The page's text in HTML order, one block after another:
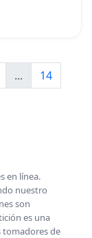
...
14
en línea.
nuestro
son
es una
tomadores de